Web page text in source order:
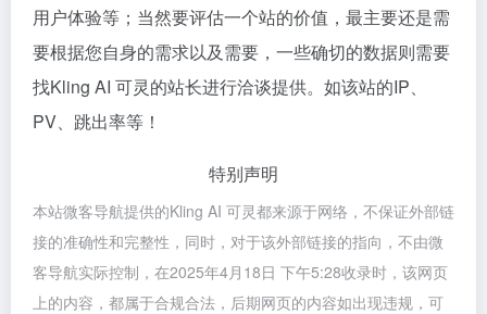
用户体验等；当然要评估一个站的价值，最主要还是需
要根据您自身的需求以及需要，一些确切的数据则需要
找Kling AI 可灵的站长进行洽谈提供。如该站的IP、
PV、跳出率等！
特别声明
本站微客导航提供的Kling AI 可灵都来源于网络，不保证外部链
接的准确性和完整性，同时，对于该外部链接的指向，不由微
客导航实际控制，在2025年4月18日 下午5:28收录时，该网页
上的内容，都属于合规合法，后期网页的内容如出现违规，可